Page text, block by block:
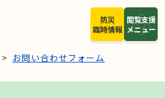
閲覧支援
メニュー
防災
臨時情報
お問い合わせフォーム